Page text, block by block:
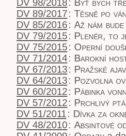
DV 98/2018: Byť bych
DV 89/2017: Těsně po
DV 85/2016: Až nám
DV 79/2015: Plenér, to
DV 75/2015: Operní
DV 71/2014: Barokní
DV 67/2013: Pražské
DV 64/2013: Pozvolna
DV 60/2012: Pábinka
DV 57/2012: Prchlivý
DV 51/2011: Dívka za
DV 48/2010: Absintové